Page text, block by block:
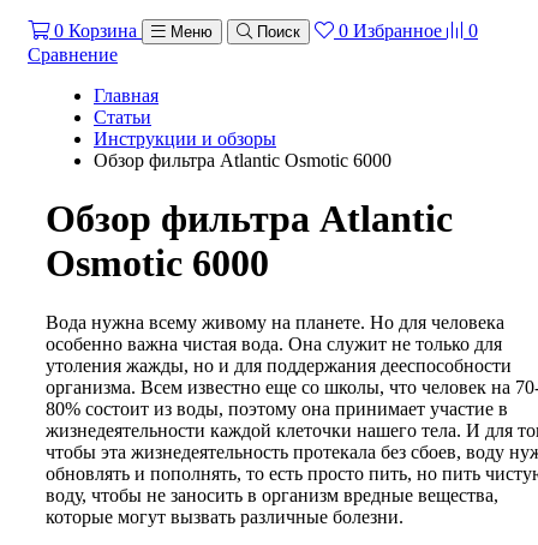
0 Корзина Меню Поиск 0 Избранное
0
Сравнение
Главная
Статьи
Инструкции и обзоры
Обзор фильтра Atlantic Osmotic 6000
Обзор фильтра Atlantic
Osmotic 6000
Вода нужна всему живому на планете. Но для человека
особенно важна чистая вода. Она служит не только для
утоления жажды, но и для поддержания дееспособности
организма. Всем известно еще со школы, что человек на
80% состоит из воды, поэтому она принимает участие в
жизнедеятельности каждой клеточки нашего тела. И для
чтобы эта жизнедеятельность протекала без сбоев, воду
обновлять и пополнять, то есть просто пить, но пить
воду, чтобы не заносить в организм вредные вещества,
которые могут вызвать различные болезни.